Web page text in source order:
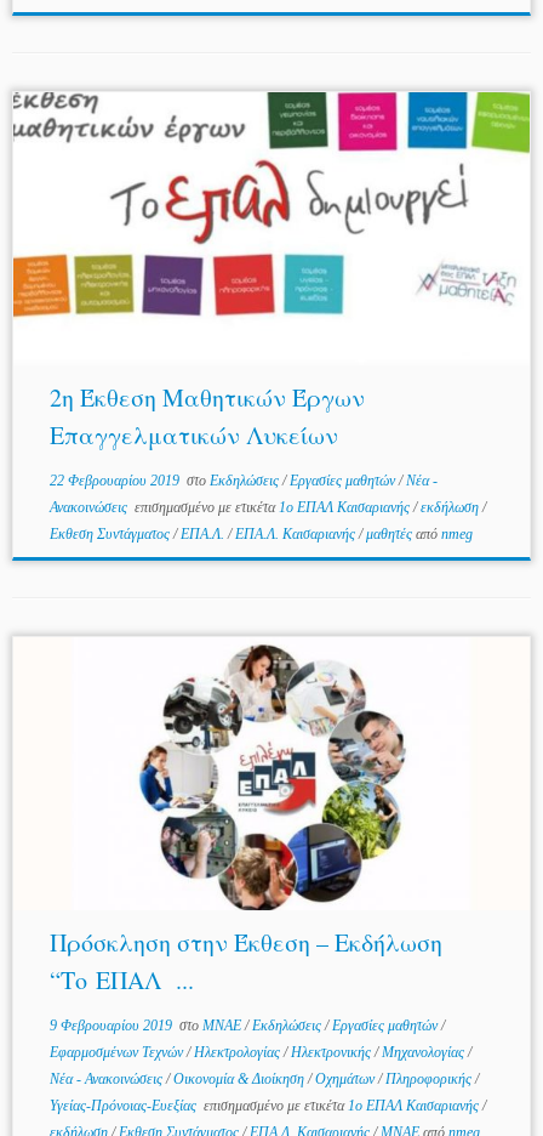
2η Έκθεση Μαθητικών Έργων
Επαγγελματικών Λυκείων
22 Φεβρουαρίου 2019στο Εκδηλώσεις/Εργασίες μαθητών/Νέα -
Ανακοινώσεις επισημασμένο με ετικέτα1ο ΕΠΑΛ Καισαριανής/εκδήλωση/
Εκθεση Συντάγματος/ΕΠΑ.Λ./ΕΠΑ.Λ. Καισαριανής/μαθητές από nmeg
Πρόσκληση στην Έκθεση – Εκδήλωση
“Το ΕΠΑΛ ...
9 Φεβρουαρίου 2019στο MNAE/Εκδηλώσεις/Εργασίες μαθητών/
Εφαρμοσμένων Τεχνών/Ηλεκτρολογίας/Ηλεκτρονικής/Μηχανολογίας/
Νέα - Ανακοινώσεις/Οικονομία & Διοίκηση/Οχημάτων/Πληροφορικής/
Υγείας-Πρόνοιας-Ευεξίας επισημασμένο με ετικέτα1ο ΕΠΑΛ Καισαριανής/
εκδήλωση / Εκθεση Συντάγματος / ΕΠΑ.Λ. Καισαριανής / ΜΝΑΕ από nmeg